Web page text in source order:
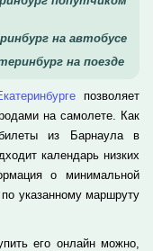
на автобусе
на поезде
позволяет
на самолете. Как
из Барнаула в
календарь низких
о минимальной
указанному маршруту
его онлайн можно,